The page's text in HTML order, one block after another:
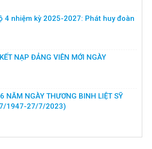
4 nhiệm kỳ 2025-2027: Phát huy đoàn
NẠP ĐẢNG VIÊN MỚI NGÀY
NĂM NGÀY THƯƠNG BINH LIỆT SỸ
1947-27/7/2023)